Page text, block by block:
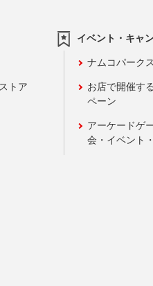
トア
イベント・キャ
ナムコパークス
お店で開催す
ペーン
アーケードゲ
会・イベント